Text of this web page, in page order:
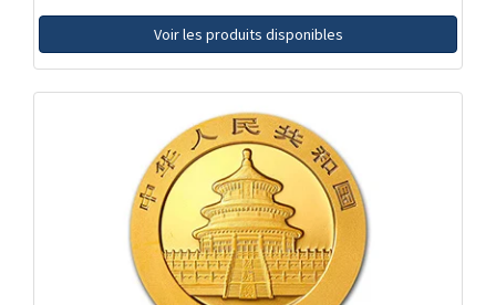
Voir les produits disponibles